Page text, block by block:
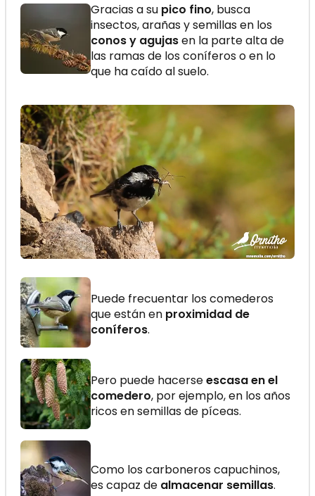
Gracias a su pico fino, busca
insectos, arañas y semillas en los
conos y agujasen la parte alta de
las ramas de los coníferos o en lo
que ha caído al suelo.
Puede frecuentar los comederos
que están en proximidad de
coníferos.
Pero puede hacerseescasa en el
comedero, por ejemplo, en los años
ricos en semillas de píceas.
Como los carboneros capuchinos,
es capaz de almacenar semillas.